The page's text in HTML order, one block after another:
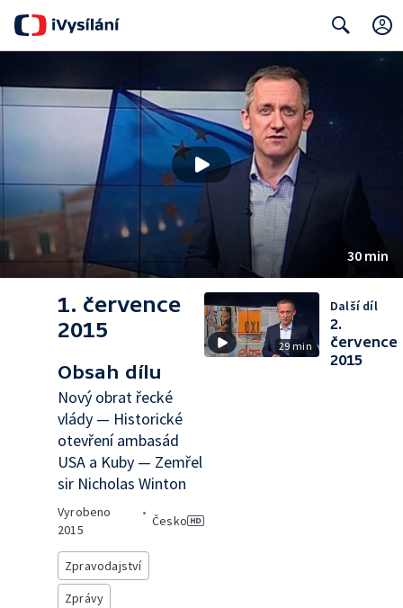
30 min
1. července
2015
Obsah dílu
Nový obrat řecké
vlády — Historické
otevření ambasád
USA a Kuby — Zemřel
sir Nicholas Winton
Vyrobeno
2015
•
Česko
Zpravodajství
Zprávy
29 min
Další díl
2.
července
2015